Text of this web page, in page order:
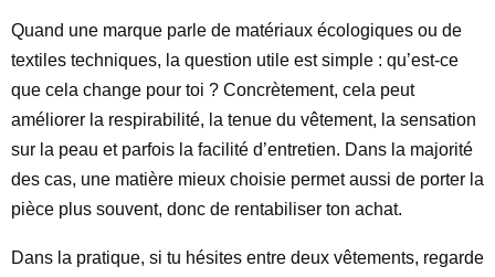
Quand une marque parle de matériaux écologiques ou de
textiles techniques, la question utile est simple : qu’est-ce
que cela change pour toi ? Concrètement, cela peut
améliorer la respirabilité, la tenue du vêtement, la sensation
sur la peau et parfois la facilité d’entretien. Dans la majorité
des cas, une matière mieux choisie permet aussi de porter la
pièce plus souvent, donc de rentabiliser ton achat.
Dans la pratique, si tu hésites entre deux vêtements, regarde